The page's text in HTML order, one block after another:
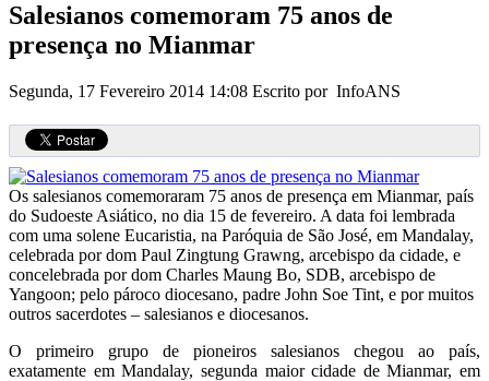
Salesianos comemoram 75 anos de
presença no Mianmar
Segunda, 17 Fevereiro 2014 14:08 Escrito por InfoANS
Os salesianos comemoraram 75 anos de presença em Mianmar, país
do Sudoeste Asiático, no dia 15 de fevereiro. A data foi lembrada
com uma solene Eucaristia, na Paróquia de São José, em Mandalay,
celebrada por dom Paul Zingtung Grawng, arcebispo da cidade, e
concelebrada por dom Charles Maung Bo, SDB, arcebispo de
Yangoon; pelo pároco diocesano, padre John Soe Tint, e por muitos
outros sacerdotes – salesianos e diocesanos.
O primeiro grupo de pioneiros salesianos chegou ao país,
exatamente em Mandalay, segunda maior cidade de Mianmar, em